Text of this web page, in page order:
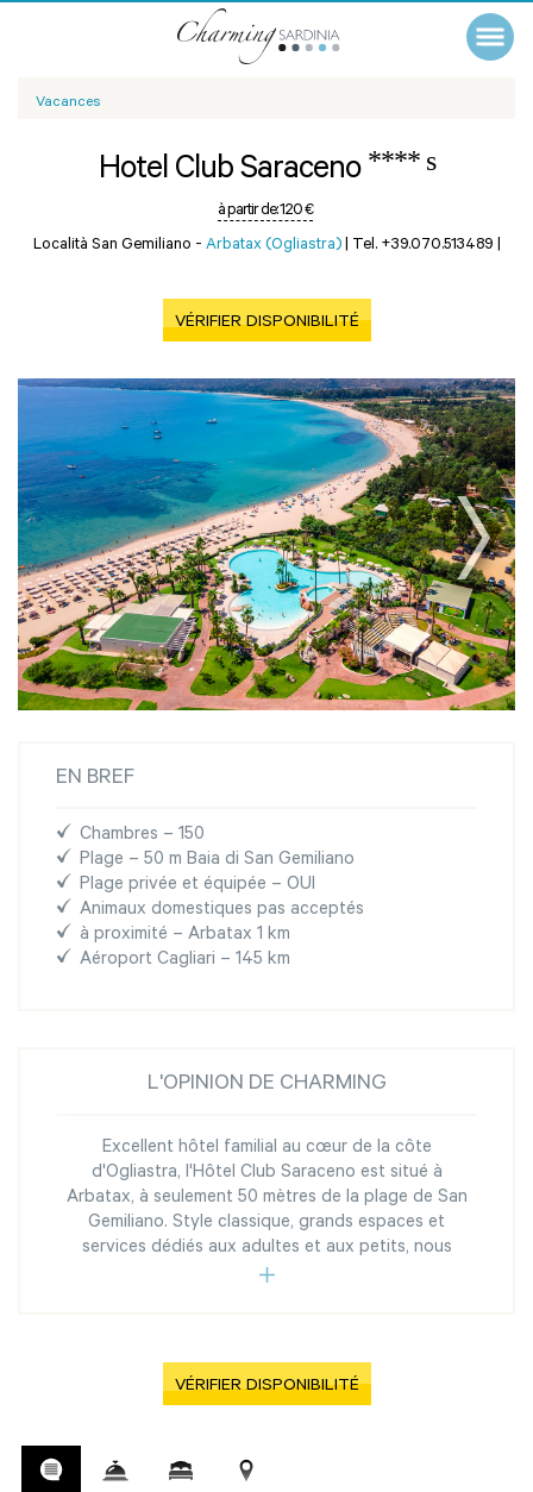
Vacances
Hotel Club Saraceno **** s
à partir de:120 €
Località San Gemiliano - Arbatax (Ogliastra) | Tel. +39.070.513489 |
VÉRIFIER DISPONIBILITÉ
EN BREF
Chambres – 150
Plage – 50 m Baia di San Gemiliano
Plage privée et équipée – OUI
Animaux domestiques pas acceptés
à proximité – Arbatax 1 km
Aéroport Cagliari – 145 km
L'OPINION DE CHARMING
Excellent hôtel familial au cœur de la côte
d'Ogliastra, l'Hôtel Club Saraceno est situé à
Arbatax, à seulement 50 mètres de la plage de San
Gemiliano. Style classique, grands espaces et
services dédiés aux adultes et aux petits, nous
VÉRIFIER DISPONIBILITÉ